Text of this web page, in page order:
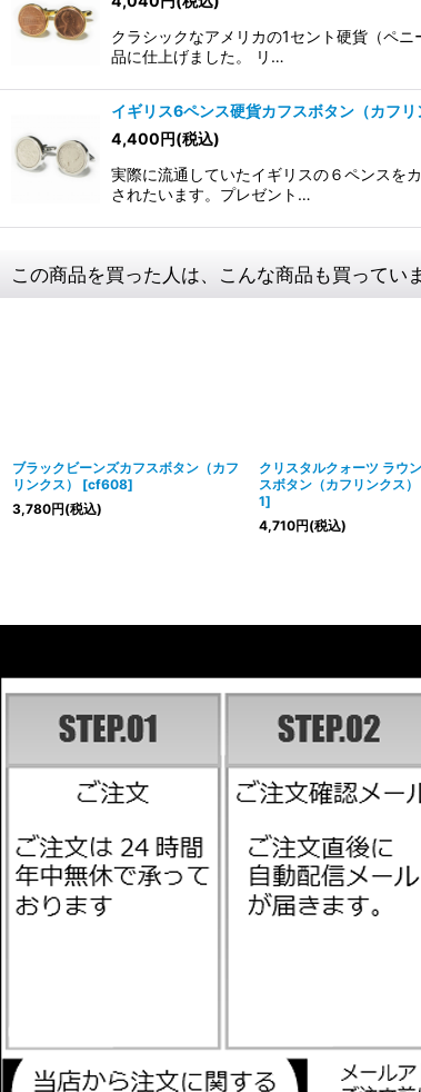
クラシックなアメリカの1セント硬貨（ペ
品に仕上げました。 リ…
イギリス6ペンス硬貨カフスボタン（カフリ
4,400円(税込)
実際に流通していたイギリスの６ペンスを
されたいます。プレゼント…
この商品を買った人は、こんな商品も買ってい
ブラックビーンズカフスボタン（カフ
リンクス）
[cf608]
3,780円(税込)
クリスタルクォーツ ラウ
スボタン（カフリンクス）
1]
4,710円(税込)